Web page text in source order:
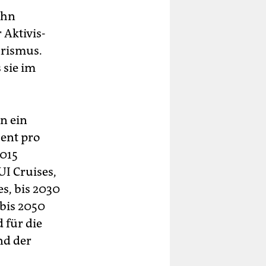
Ak­ti­vis­
sie im
ein
pro
Cruises,
bis 2030
2050
für die
der